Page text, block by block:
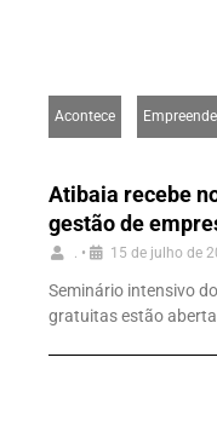
Acontece
Atibaia recebe
gestão de
. • 15 de julho de
Seminário intensivo
gratuitas estão